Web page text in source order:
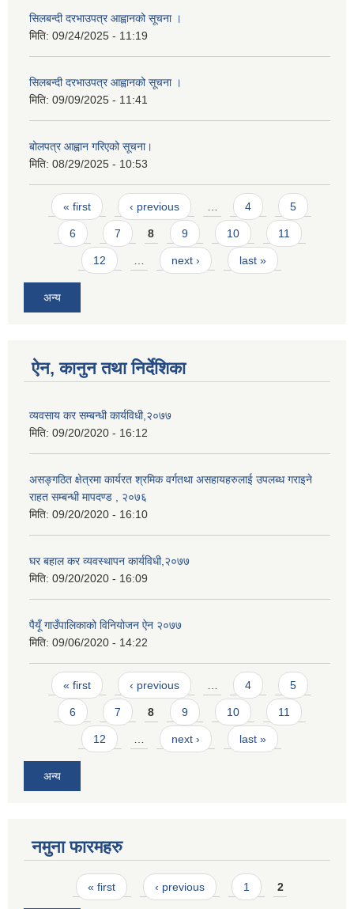
सिलबन्दी दरभाउपत्र आह्वानको सूचना ।
मिति: 09/24/2025 - 11:19
सिलबन्दी दरभाउपत्र आह्वानको सूचना ।
मिति: 09/09/2025 - 11:41
बोलपत्र आह्वान गरिएको सूचना।
मिति: 08/29/2025 - 10:53
Pages
« first ‹ previous … 4 5
6 7 8 9 10 11
12 … next › last »
अन्य
ऐन, कानुन तथा निर्देशिका
व्यवसाय कर सम्बन्धी कार्यविधी,२०७७
मिति: 09/20/2020 - 16:12
असङ्गठित क्षेत्रमा कार्यरत श्रमिक वर्गतथा असहायहरुलाई उपलब्ध गराइने
राहत सम्बन्धी मापदण्ड , २०७६
मिति: 09/20/2020 - 16:10
घर बहाल कर व्यवस्थापन कार्यविधी,२०७७
मिति: 09/20/2020 - 16:09
पैयूँ गाउँपालिकाको विनियोजन ऐन २०७७
मिति: 09/06/2020 - 14:22
Pages
« first ‹ previous … 4 5
6 7 8 9 10 11
12 … next › last »
अन्य
नमुना फारमहरु
Pages« first ‹ previous 1 2